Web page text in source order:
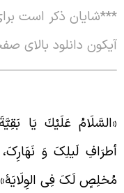
شایان ذکر است برای
دانلود بالای
عَلَيْكَ يَا
لَیلِکَ وَ نَهَارِکَ،
لَکَ فِی الوِلَایَۀ».